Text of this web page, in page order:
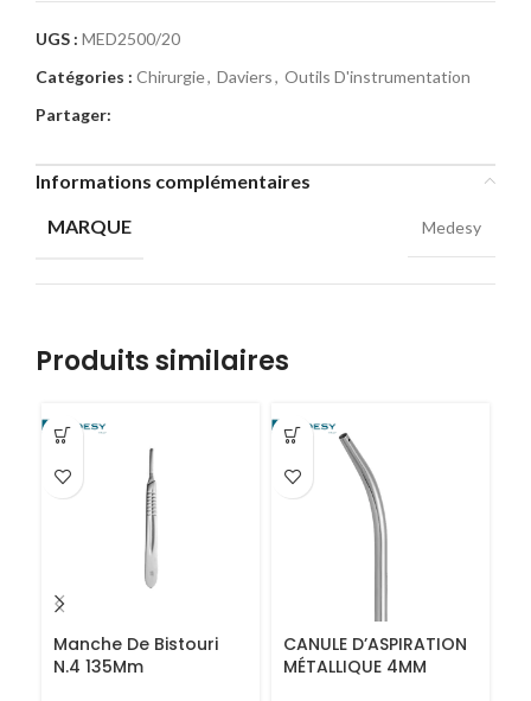
UGS : MED2500/20
Catégories : Chirurgie, Daviers, Outils D'instrumentation
Partager:
Informations complémentaires
MARQUE
Medesy
Produits similaires
Manche De Bistouri
N.4 135Mm
CANULE D’ASPIRATION
MÉTALLIQUE 4MM